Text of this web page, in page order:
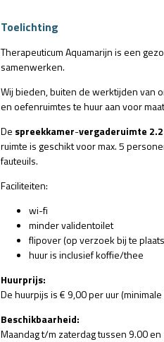
Toelichting
Therapeuticum Aquamarijn is een
samenwerken.
Wij bieden, buiten de werktijden van
en oefenruimtes te huur aan voor
De spreekkamer-vergaderuimte
ruimte is geschikt voor max. 5
fauteuils.
Faciliteiten:
wi-fi
minder validentoilet
flipover (op verzoek bij te
huur is inclusief koffie/thee
Huurprijs:
De huurpijs is € 9,00 per uur
Beschikbaarheid:
Maandag t/m zaterdag tussen 9.00